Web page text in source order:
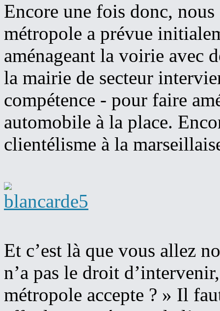
Encore une fois donc,
métropole a prévue
aménageant la voirie avec
la mairie de secteur
compétence - pour faire
automobile à la place.
clientélisme à la
Et c’est là que vous allez
n’a pas le droit
métropole accepte ? » Il